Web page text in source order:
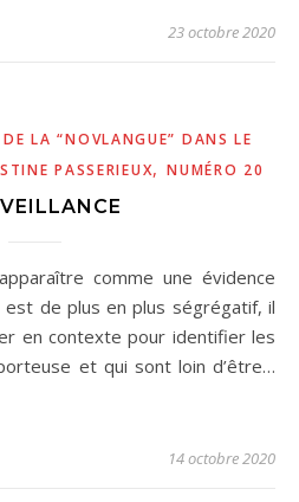
23 octobre 2020
LA “NOVLANGUE” DANS LE
PASSERIEUX,NUMÉRO 20
est de plus en plus ségrégatif, il
en contexte pour identifier les
et qui sont loin d’être…
14 octobre 2020